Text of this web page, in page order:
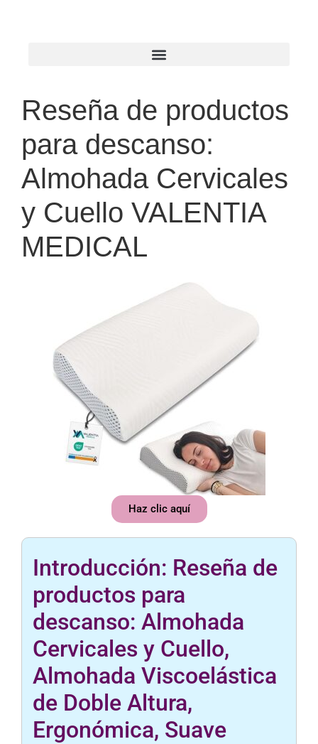
Reseña de productos
para descanso:
Almohada Cervicales
y Cuello VALENTIA
MEDICAL
Haz clic aquí
Introducción: Reseña de
productos para
descanso: Almohada
Cervicales y Cuello,
Almohada Viscoelástica
de Doble Altura,
Ergonómica, Suave